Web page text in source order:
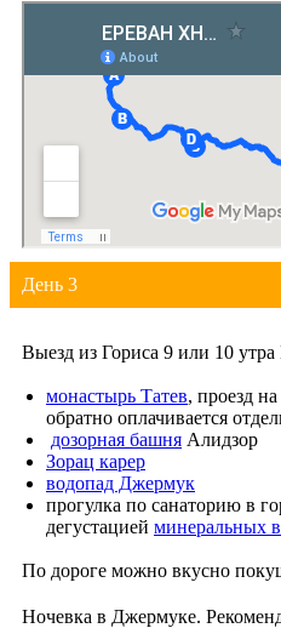
День 3
Выезд из Гориса 9 или 10
монастырь Татев, проезд
обратно оплачивается
дозорная башня Алидзор
Зорац карер
водопад Джермук
прогулка по санаторию в
дегустацией минеральных
По дороге можно вкусно
Ночевка в Джермуке.